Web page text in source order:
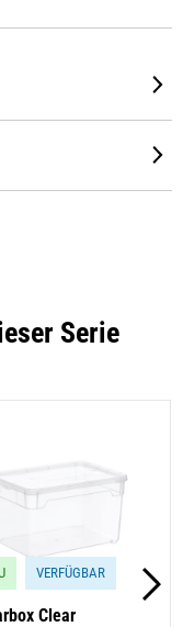
Serie
VERFÜGBAR
Clear